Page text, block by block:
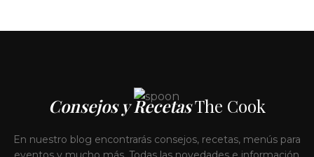
Consejos y RecetasThe Cook
En nuestro blog encontrarás consejos, recetas, menús para